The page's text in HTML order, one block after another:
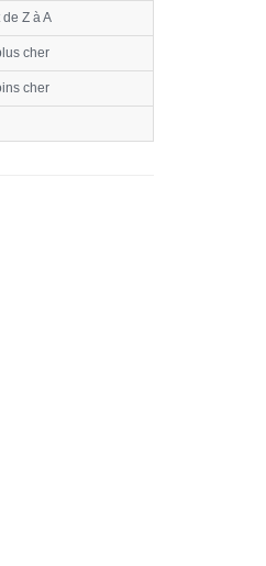
Z à A
cher
cher